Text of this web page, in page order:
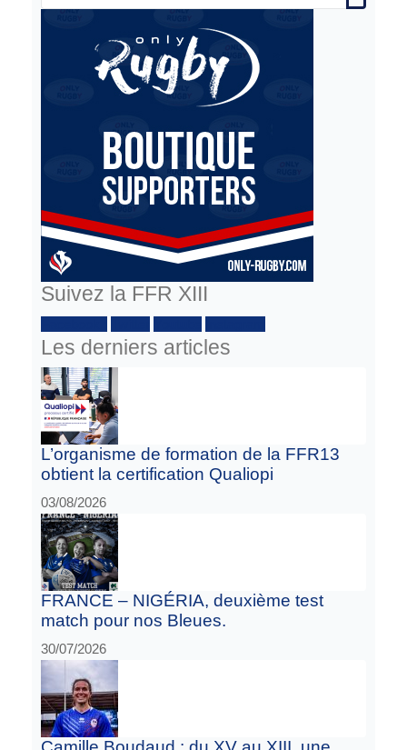
Suivez la FFR XIII
Les derniers articles
L’organisme de formation de la FFR13
obtient la certification Qualiopi
03/08/2026
FRANCE – NIGÉRIA, deuxième test
match pour nos Bleues.
30/07/2026